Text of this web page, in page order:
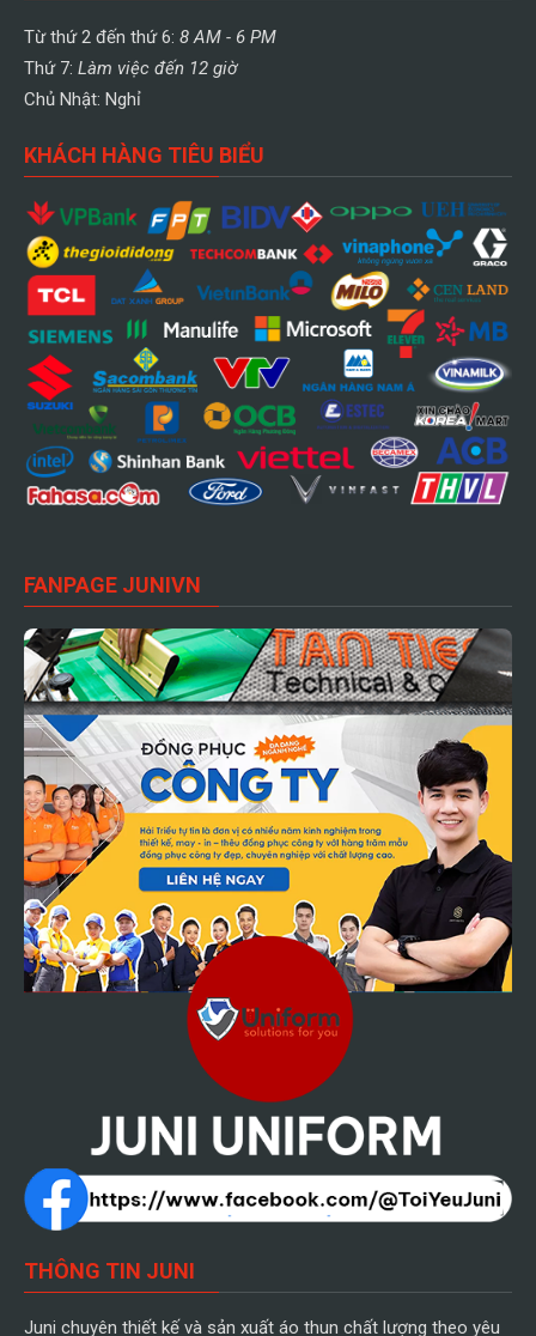
Từ thứ 2 đến thứ 6: 8 AM - 6 PM
Thứ 7: Làm việc đến 12 giờ
Chủ Nhật: Nghỉ
KHÁCH HÀNG TIÊU BIỂU
FANPAGE JUNIVN
THÔNG TIN JUNI
Juni chuyên thiết kế và sản xuất áo thun chất lượng theo yêu